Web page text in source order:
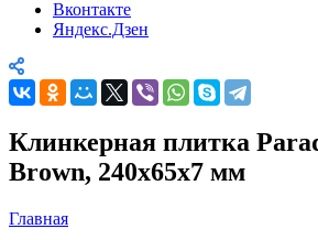
Вконтакте
Яндекс.Дзен
Клинкерная плитка
Brown, 240х65х7 мм
Главная